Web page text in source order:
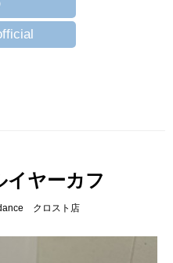
イヤーカフ
クロスト店